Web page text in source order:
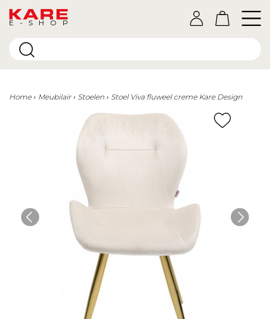
E-SHOP
Home Meubilair Stoelen Stoel Viva fluweel creme Kare Design